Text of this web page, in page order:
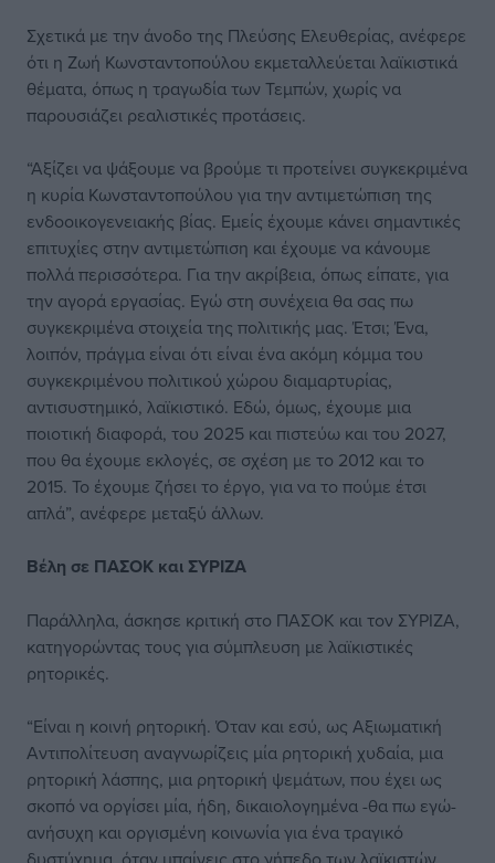
Σχετικά με την άνοδο της Πλεύσης Ελευθερίας, ανέφερε
ότι η Ζωή Κωνσταντοπούλου εκμεταλλεύεται λαϊκιστικά
θέματα, όπως η τραγωδία των Τεμπών, χωρίς να
παρουσιάζει ρεαλιστικές προτάσεις.
“Αξίζει να ψάξουμε να βρούμε τι προτείνει συγκεκριμένα
η κυρία Κωνσταντοπούλου για την αντιμετώπιση της
ενδοοικογενειακής βίας. Εμείς έχουμε κάνει σημαντικές
επιτυχίες στην αντιμετώπιση και έχουμε να κάνουμε
πολλά περισσότερα. Για την ακρίβεια, όπως είπατε, για
την αγορά εργασίας. Εγώ στη συνέχεια θα σας πω
συγκεκριμένα στοιχεία της πολιτικής μας. Έτσι; Ένα,
λοιπόν, πράγμα είναι ότι είναι ένα ακόμη κόμμα του
συγκεκριμένου πολιτικού χώρου διαμαρτυρίας,
αντισυστημικό, λαϊκιστικό. Εδώ, όμως, έχουμε μια
ποιοτική διαφορά, του 2025 και πιστεύω και του 2027,
που θα έχουμε εκλογές, σε σχέση με το 2012 και το
2015. Το έχουμε ζήσει το έργο, για να το πούμε έτσι
απλά”, ανέφερε μεταξύ άλλων.
Βέλη σε ΠΑΣΟΚ και ΣΥΡΙΖΑ
Παράλληλα, άσκησε κριτική στο ΠΑΣΟΚ και τον ΣΥΡΙΖΑ,
κατηγορώντας τους για σύμπλευση με λαϊκιστικές
ρητορικές.
“Είναι η κοινή ρητορική. Όταν και εσύ, ως Αξιωματική
Αντιπολίτευση αναγνωρίζεις μία ρητορική χυδαία, μια
ρητορική λάσπης, μια ρητορική ψεμάτων, που έχει ως
σκοπό να οργίσει μία, ήδη, δικαιολογημένα -θα πω εγώ-
ανήσυχη και οργισμένη κοινωνία για ένα τραγικό